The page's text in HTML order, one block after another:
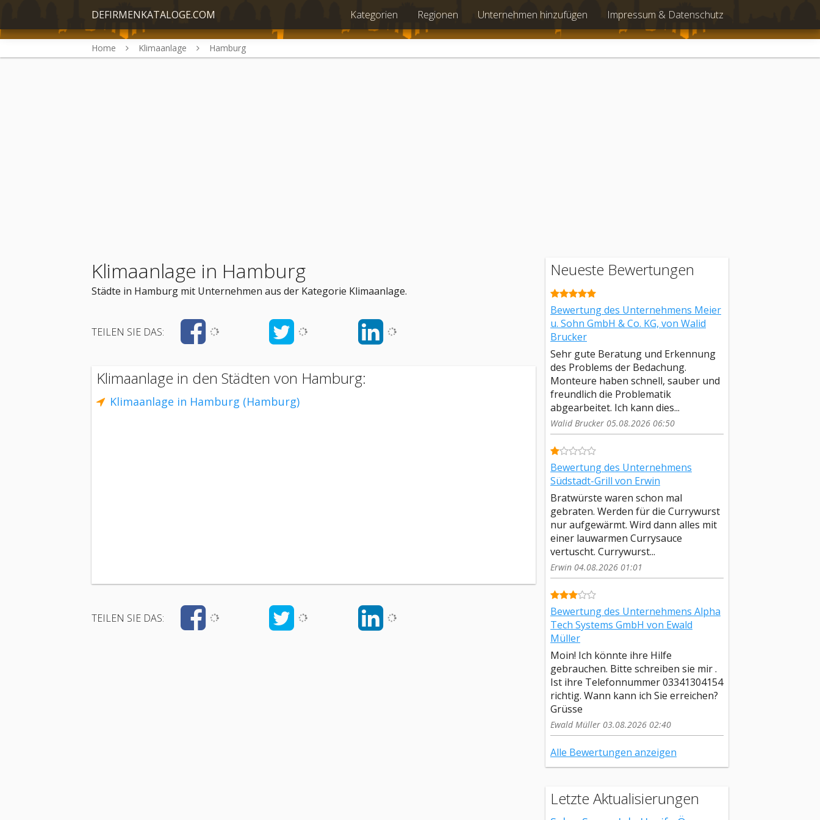
DEFIRMENKATALOGE.COM Kategorien Regionen Unternehmen hinzufügen Impressum & Datenschutz
Home Klimaanlage Hamburg
Klimaanlage in Hamburg
Städte in Hamburg mit Unternehmen aus der Kategorie Klimaanlage.
TEILEN SIE DAS:
Klimaanlage in den Städten von Hamburg:
Klimaanlage in Hamburg (Hamburg)
TEILEN SIE DAS:
Neueste Bewertungen
Bewertung des Unternehmens Meier
u. Sohn GmbH & Co. KG, von Walid
Brucker
Sehr gute Beratung und Erkennung
des Problems der Bedachung.
Monteure haben schnell, sauber und
freundlich die Problematik
abgearbeitet. Ich kann dies...
Walid Brucker 05.08.2026 06:50
Bewertung des Unternehmens
Südstadt-Grill von Erwin
Bratwürste waren schon mal
gebraten. Werden für die Currywurst
nur aufgewärmt. Wird dann alles mit
einer lauwarmen Currysauce
vertuscht. Currywurst...
Erwin 04.08.2026 01:01
Bewertung des Unternehmens Alpha
Tech Systems GmbH von Ewald
Müller
Moin! Ich könnte ihre Hilfe
gebrauchen. Bitte schreiben sie mir .
Ist ihre Telefonnummer 03341304154
richtig. Wann kann ich Sie erreichen?
Grüsse
Ewald Müller 03.08.2026 02:40
Alle Bewertungen anzeigen
Letzte Aktualisierungen